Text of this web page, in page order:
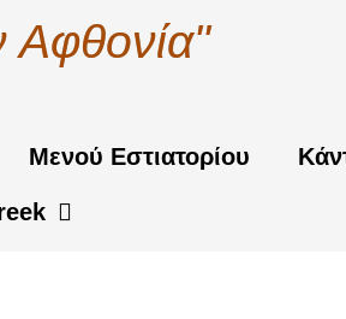
Αφθονία"
Μενού Εστιατορίου